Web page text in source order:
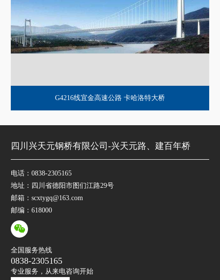
G4216线宜金高速公路 卡哈洛特大桥
四川兴天元钢桥有限公司-兴天元路、建百年桥
电话：0838-2305165
地址：四川省德阳市图们江路29号
邮箱：scxtygq@163.com
邮编：618000
全国服务热线
0838-2305165
专业服务，从来电咨询开始